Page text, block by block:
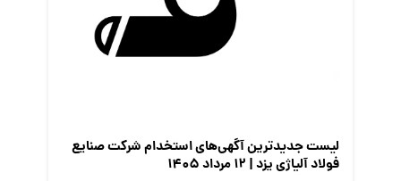
لیست جدیدترین آگهی‌های استخدام شرکت صنایع
فولاد آلیاژی یزد | ۱۲ مرداد ۱۴۰۵